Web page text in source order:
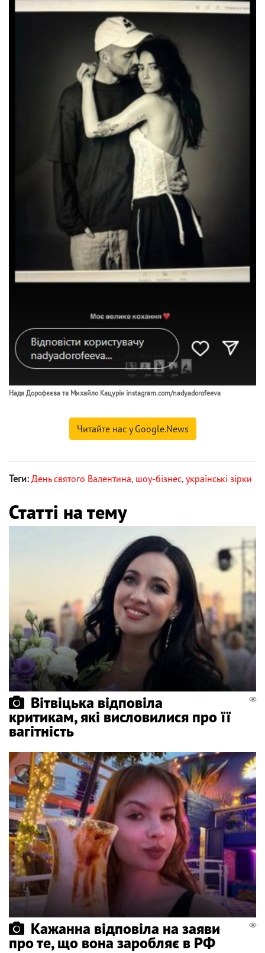
Надя Дорофєєва та Михайло Кацурін instagram.com/nadyadorofeeva
Читайте нас у Google.News
Теги: День святого Валентина, шоу-бізнес, українські зірки
Статті на тему
Вітвіцька відповіла
критикам, які висловилися про її
вагітність
Кажанна відповіла на заяви
про те, що вона заробляє в РФ